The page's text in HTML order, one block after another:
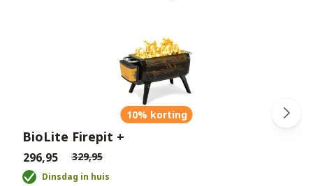
10% korting
BioLite Firepit +
€296,95 €329,95
Dinsdag in huis